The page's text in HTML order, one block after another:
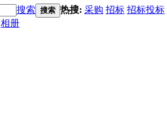
搜索 搜索 热搜: 采购 招标 招标投标
相册